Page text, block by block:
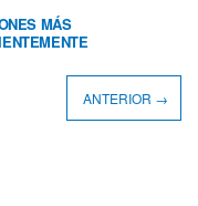
MÁS
ANTERIOR →